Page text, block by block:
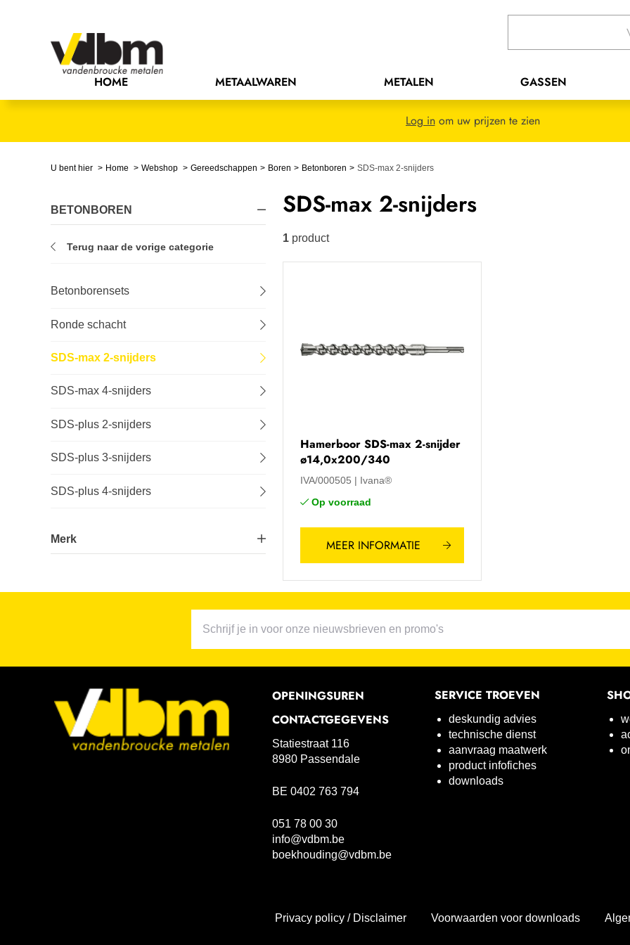
HOME METAALWAREN METALEN GASSEN
Bevestigingsmaterialen
Elektrische componenten
Tuin-, stal- en weideinrichting
Log inom uw prijzen te zien
U bent hier Home Webshop Gereedschappen Boren Betonboren SDS-max 2-snijders
BETONBOREN
Terug naar de vorige categorie
Betonborensets
Ronde schacht
SDS-max 2-snijders
SDS-max 4-snijders
SDS-plus 2-snijders
SDS-plus 3-snijders
SDS-plus 4-snijders
Merk
SDS-max 2-snijders
1 product
Hamerboor SDS-max 2-snijder
ø14,0x200/340
IVA/000505
Ivana®
Op voorraad
MEER INFORMATIE
OPENINGSUREN
CONTACTGEGEVENS
Statiestraat 116
8980 Passendale
BE 0402 763 794
051 78 00 30
info@vdbm.be
boekhouding@vdbm.be
SERVICE TROEVEN
deskundig advies
technische dienst
aanvraag maatwerk
product infofiches
downloads
Privacy policy / Disclaimer Voorwaarden voor downloads